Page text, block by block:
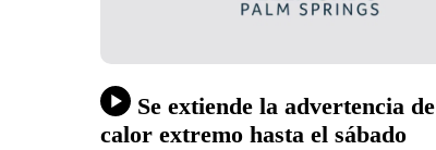
Se extiende la advertencia de
calor extremo hasta el sábado